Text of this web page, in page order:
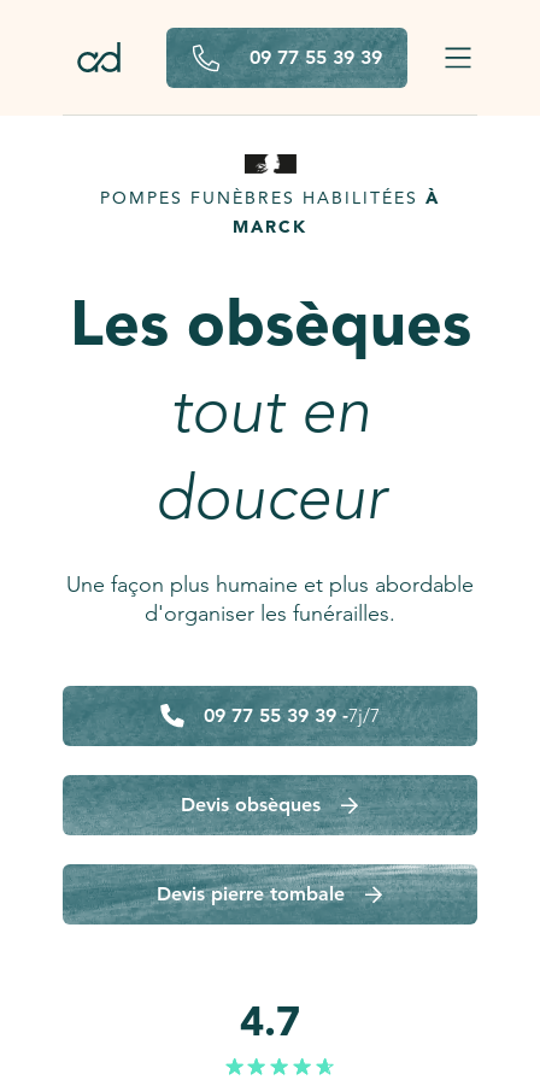
09 77 55 39 39
POMPES FUNÈBRES HABILITÉES À
MARCK
Les obsèques
tout en
douceur
Une façon plus humaine et plus abordable
d'organiser les funérailles.
09 77 55 39 39 -7j/7
Devis obsèques
Devis pierre tombale
4.7